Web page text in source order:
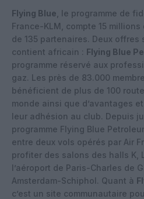
Flying Blue , le programme de
France-KLM, compte 15
de 135 partenaires. Deux
contient africain : Flying Blue
programme réservé aux
gaz. Les près de 83.000
bénéficient de plus de 100
monde ainsi que d’avantages
leur adhésion au club. Depuis
programme Flying Blue
entre deux vols opérés par Air
profiter des salons des halls K,
l’aéroport de Paris-Charles de
Amsterdam-Schiphol. Quant à
c’est un site communautaire